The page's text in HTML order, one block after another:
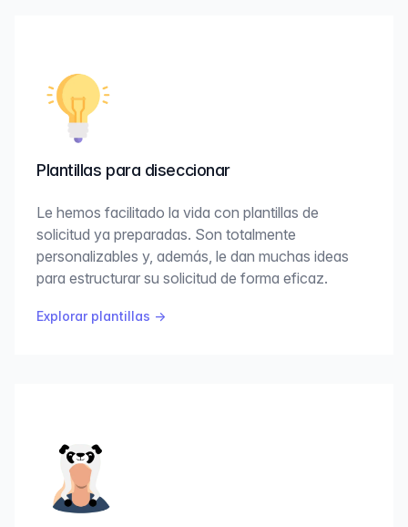
Plantillas para diseccionar
Le hemos facilitado la vida con plantillas de
solicitud ya preparadas. Son totalmente
personalizables y, además, le dan muchas ideas
para estructurar su solicitud de forma eficaz.
Explorar plantillas →